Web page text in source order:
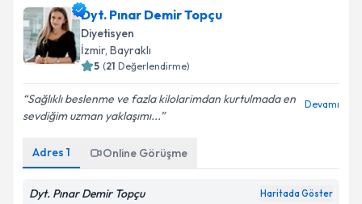
Dyt. Pınar Demir Topçu
Diyetisyen
İzmir, Bayraklı
5 (21 Değerlendirme)
Sağlıklı beslenme ve fazla kilolarimdan kurtulmada en
sevdiğim uzman yaklaşımı...
Devamı
Adres 1 Online Görüşme
Dyt. Pınar Demir Topçu Haritada Göster